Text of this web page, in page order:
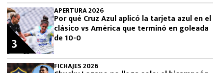
APERTURA 2026
Por qué Cruz Azul aplicó la tarjeta azul en el
clásico vs América que terminó en goleada
de 10-0
3
FICHAJES 2026